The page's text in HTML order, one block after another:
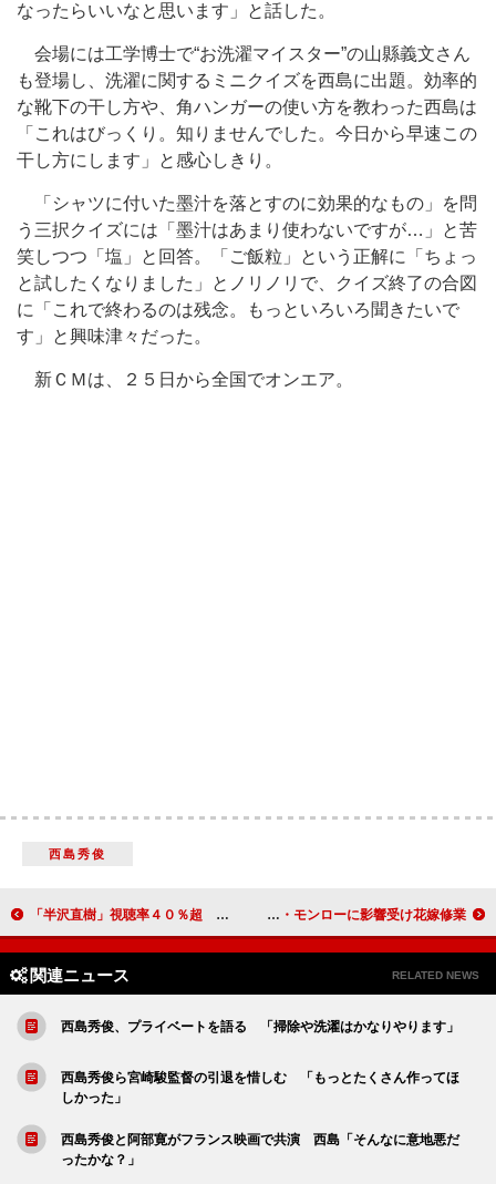
なったらいいなと思います」と話した。
会場には工学博士で“お洗濯マイスター”の山縣義文さん
も登場し、洗濯に関するミニクイズを西島に出題。効率的
な靴下の干し方や、角ハンガーの使い方を教わった西島は
「これはびっくり。知りませんでした。今日から早速この
干し方にします」と感心しきり。
「シャツに付いた墨汁を落とすのに効果的なもの」を問
う三択クイズには「墨汁はあまり使わないですが…」と苦
笑しつつ「塩」と回答。「ご飯粒」という正解に「ちょっ
と試したくなりました」とノリノリで、クイズ終了の合図
に「これで終わるのは残念。もっといろいろ聞きたいで
す」と興味津々だった。
新ＣＭは、２５日から全国でオンエア。
西島秀俊
「半沢直樹」視聴率４０％超 歴代４位、関西は過去最高 鈴木奈々、婚約者との新居は「２ＬＤＫ、キッチンも広い」 マリリン・モンローに影響受け花嫁修業
関連ニュース RELATED NEWS
西島秀俊、プライベートを語る 「掃除や洗濯はかなりやります」
西島秀俊ら宮崎駿監督の引退を惜しむ 「もっとたくさん作ってほ
しかった」
西島秀俊と阿部寛がフランス映画で共演 西島「そんなに意地悪だ
ったかな？」